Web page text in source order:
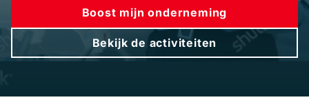
Boost mijn onderneming
Bekijk de activiteiten